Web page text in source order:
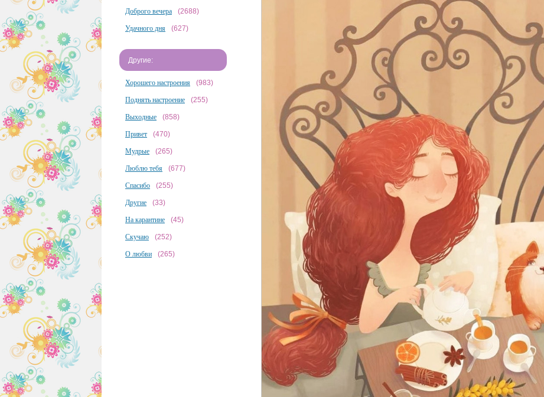
Доброго вечера (2688)
Удачного дня (627)
Другие:
Хорошего настроения (983)
Поднять настроение (255)
Выходные (858)
Привет (470)
Мудрые (265)
Люблю тебя (677)
Спасибо (255)
Другие (33)
На карантине (45)
Скучаю (252)
О любви (265)